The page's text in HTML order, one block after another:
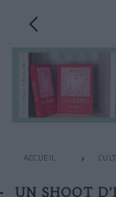
ACCUEIL
UN SHOOT